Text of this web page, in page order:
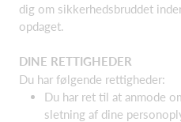
dig om sikkerhedsbruddet
opdaget.
DINE RETTIGHEDER
Du har følgende rettigheder:
Du har ret til at anmode
sletning af dine